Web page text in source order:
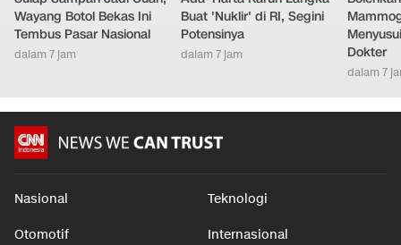
Wayang Botol Bekas Ini
Tembus Pasar Nasional
dalam 7 jam
Buat 'Nuklir' di RI, Segini
Potensinya
dalam 7 jam
Dokter
dalam 7
Nasional Teknologi
Otomotif Internasional